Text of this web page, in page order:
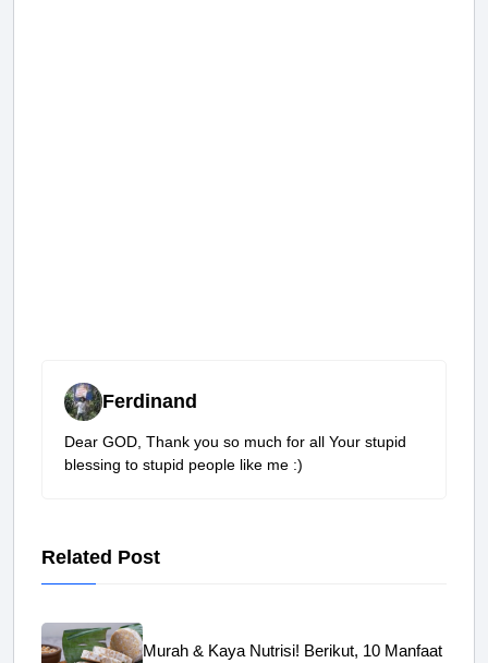
Ferdinand
Dear GOD, Thank you so much for all Your stupid
blessing to stupid people like me :)
Related Post
Murah & Kaya Nutrisi! Berikut, 10 Manfaat